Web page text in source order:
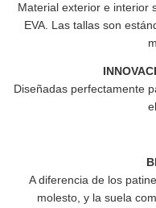
Material exterior e interior
EVA. Las tallas son
Diseñadas perfectamente
A diferencia de los
molesto, y la suela